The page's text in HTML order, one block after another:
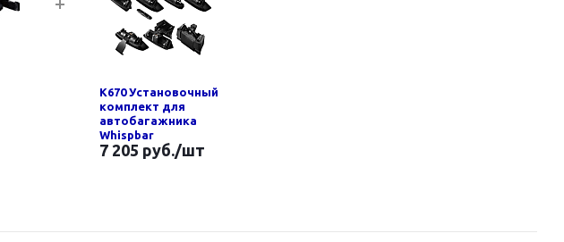
K670 Установочный
комплект для
автобагажника
Whispbar
7 205 руб./шт